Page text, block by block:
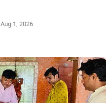
Aug 1, 2026